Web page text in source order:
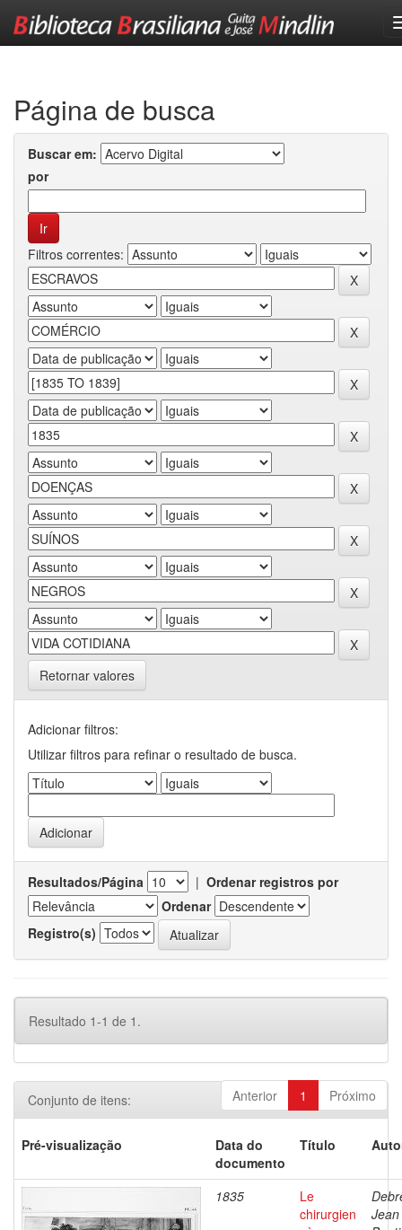
Página de busca
Buscar em:
por
Filtros correntes:
Retornar valores
Adicionar filtros:
Utilizar filtros para refinar o resultado de busca.
Resultados/Página | Ordenar registros por
Ordenar
Registro(s)
Resultado 1-1 de 1.
Anterior 1 Próximo
Conjunto de itens:
Pré-visualização
Data do
documento
Título
1835
Le
chirurgien
Jean